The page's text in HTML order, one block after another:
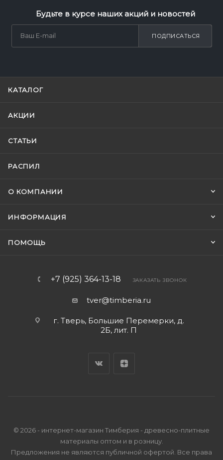
Будьте в курсе наших акций и новостей
ПОДПИСАТЬСЯ
КАТАЛОГ
АКЦИИ
СТАТЬИ
РАСПИЛ
О КОМПАНИИ
ИНФОРМАЦИЯ
ПОМОЩЬ
+7 (925) 364-13-18 ЗАКАЗАТЬ ЗВОНОК
tver@timberia.ru
г. Тверь, Большие Перемерки, д.
2Б, лит. П
© 2026 - интернет-магазин Тимберия - древесно-плитные
материалы оптом и в розницу.
Предложения не являются публичной офертой. Все права